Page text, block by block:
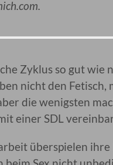
Zyklus so gut wie
nicht den Fetisch,
die wenigsten
einer SDL
überspielen